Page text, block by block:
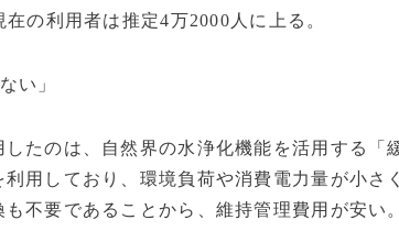
の利用者は推定4万2000人に上る。
い」
たのは、自然界の水浄化機能を活用する「
用しており、環境負荷や消費電力量が小さ
不要であることから、維持管理費用が安い